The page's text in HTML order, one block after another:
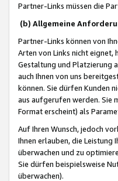
Partner-Links müssen die
(b) Allgemeine
Partner-Links können von
Arten von Links nicht eignet,
Gestaltung und Platzierung
auch Ihnen von uns
können. Sie dürfen Kunden
aus aufgerufen werden. Sie
Format erscheint) als
Auf Ihren Wunsch, jedoch
Ihnen erlauben, die Leistung
überwachen und zu
Sie dürfen beispielsweise
überwachen).